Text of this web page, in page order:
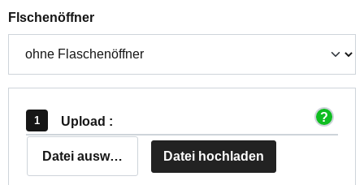
Flschenöffnerauswählen
Upload :
Datei auswählen Datei hochladen